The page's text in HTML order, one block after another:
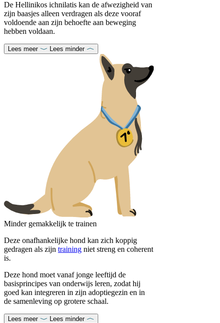
De Hellinikos ichnilatis kan de afwezigheid van
zijn baasjes alleen verdragen als deze vooraf
voldoende aan zijn behoefte aan beweging
hebben voldaan.
Lees meer Lees minder
Minder gemakkelijk te trainen
Deze onafhankelijke hond kan zich koppig
gedragen als zijn training niet streng en coherent
is.
Deze hond moet vanaf jonge leeftijd de
basisprincipes van onderwijs leren, zodat hij
goed kan integreren in zijn adoptiegezin en in
de samenleving op grotere schaal.
Lees meer Lees minder